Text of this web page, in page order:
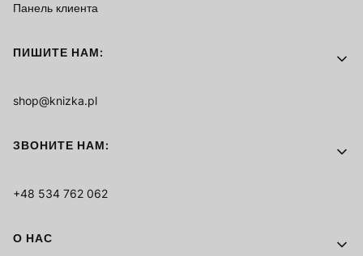
Панель клиента
ПИШИТЕ НАМ:
shop@knizka.pl
ЗВОНИТЕ НАМ:
+48 534 762 062
О НАС